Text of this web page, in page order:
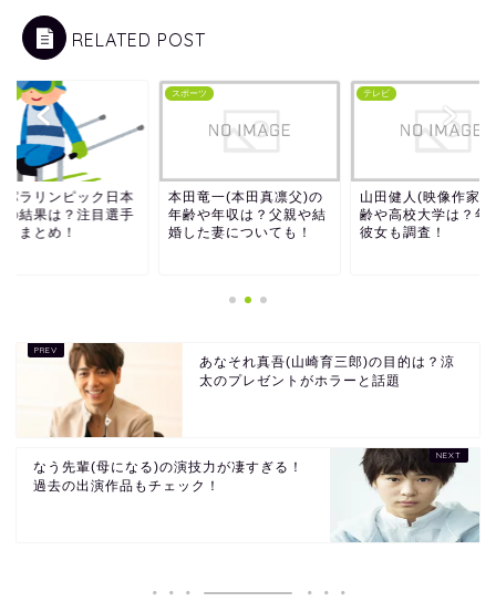
RELATED POST
パラリンピック日本
の結果は？注目選手
もまとめ！
スポーツ
本田竜一(本田真凛父)の
年齢や年収は？父親や結
婚した妻についても！
テレビ
山田健人(映像作家)
齢や高校大学は？年
彼女も調査！
あなそれ真吾(山崎育三郎)の目的は？涼
太のプレゼントがホラーと話題
なう先輩(母になる)の演技力が凄すぎる！
過去の出演作品もチェック！